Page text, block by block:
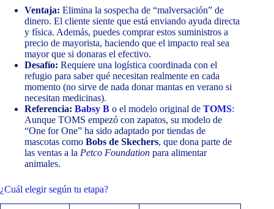
Ventaja: Elimina la sospecha de “malversación” de
dinero. El cliente siente que está enviando ayuda directa
y física. Además, puedes comprar estos suministros a
precio de mayorista, haciendo que el impacto real sea
mayor que si donaras el efectivo.
Desafío: Requiere una logística coordinada con el
refugio para saber qué necesitan realmente en cada
momento (no sirve de nada donar mantas en verano si
necesitan medicinas).
Referencia: Babsy B o el modelo original de TOMS:
Aunque TOMS empezó con zapatos, su modelo de
“One for One” ha sido adaptado por tiendas de
mascotas como Bobs de Skechers, que dona parte de
las ventas a la Petco Foundation para alimentar
animales.
¿Cuál elegir según tu etapa?